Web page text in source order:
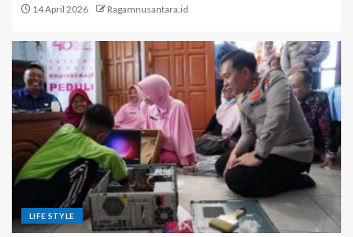
14 April 2026 Ragamnusantara.id
LIFE STYLE